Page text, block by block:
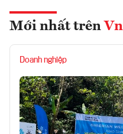
Mới nhất trên
Doanh nghiệp